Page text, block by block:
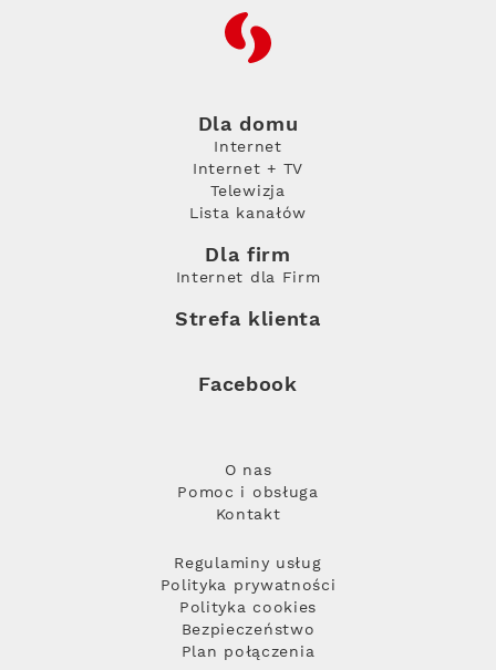
RFC
Dla domu
Internet
Internet + TV
Telewizja
Lista kanałów
Dla firm
Internet dla Firm
Strefa klienta
Facebook
O nas
Pomoc i obsługa
Kontakt
Regulaminy usług
Polityka prywatności
Polityka cookies
Bezpieczeństwo
Plan połączenia